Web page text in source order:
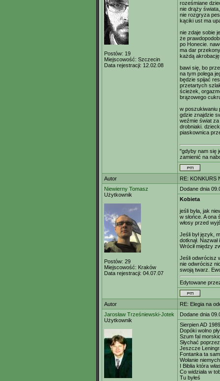
Postów: 19
Miejscowość: Szczecin
Data rejestracji: 12.02.08
roześmiane
nie drąży
nie rozgryza
kąciki ust ma
nie zdaje sobie
że
po Honecie.
ma dar
każdą
bawi się, bo
na tym polega
będzie spijać
przetartych
ścieżek,
brązowego
w poszukiwaniu
gdzie znajdzie
weźmie świat
drobniaki.
piaskownica
"gdyby nam się
zamienić na
Autor
RE: KONKURS
Niewierny Tomasz
Użytkownik
Postów: 29
Miejscowość: Kraków
Data rejestracji: 04.07.07
Dodane dnia
Kobieta
jeśli była, jak
w słońce. A ona
włosy przed
Jeśli był język,
dotknął. Nazwał
Wrócił między
Jeśli odwrócisz
nie odwrócisz
swoją twarz.
Edytowane
Autor
RE: Elegia na
Jarosław Trześniewski-Jotek
Użytkownik
Dodane dnia
Sierpien AD
Dopóki wolno
Szum fal
Słychać
Jeszcze
Fontanka ta
Wołanie
I Biblia która
Co widziała w
Tu byłeś